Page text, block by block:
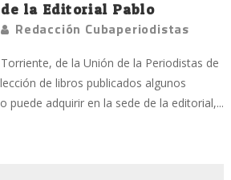
la Editorial Pablo
Redacción Cubaperiodistas
de la Unión de la Periodistas de
de libros publicados algunos
puede adquirir en la sede de la editorial,...